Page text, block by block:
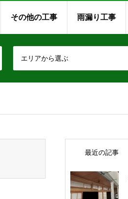
その他の工事 雨漏り工事
エリアから選ぶ
最近の記事